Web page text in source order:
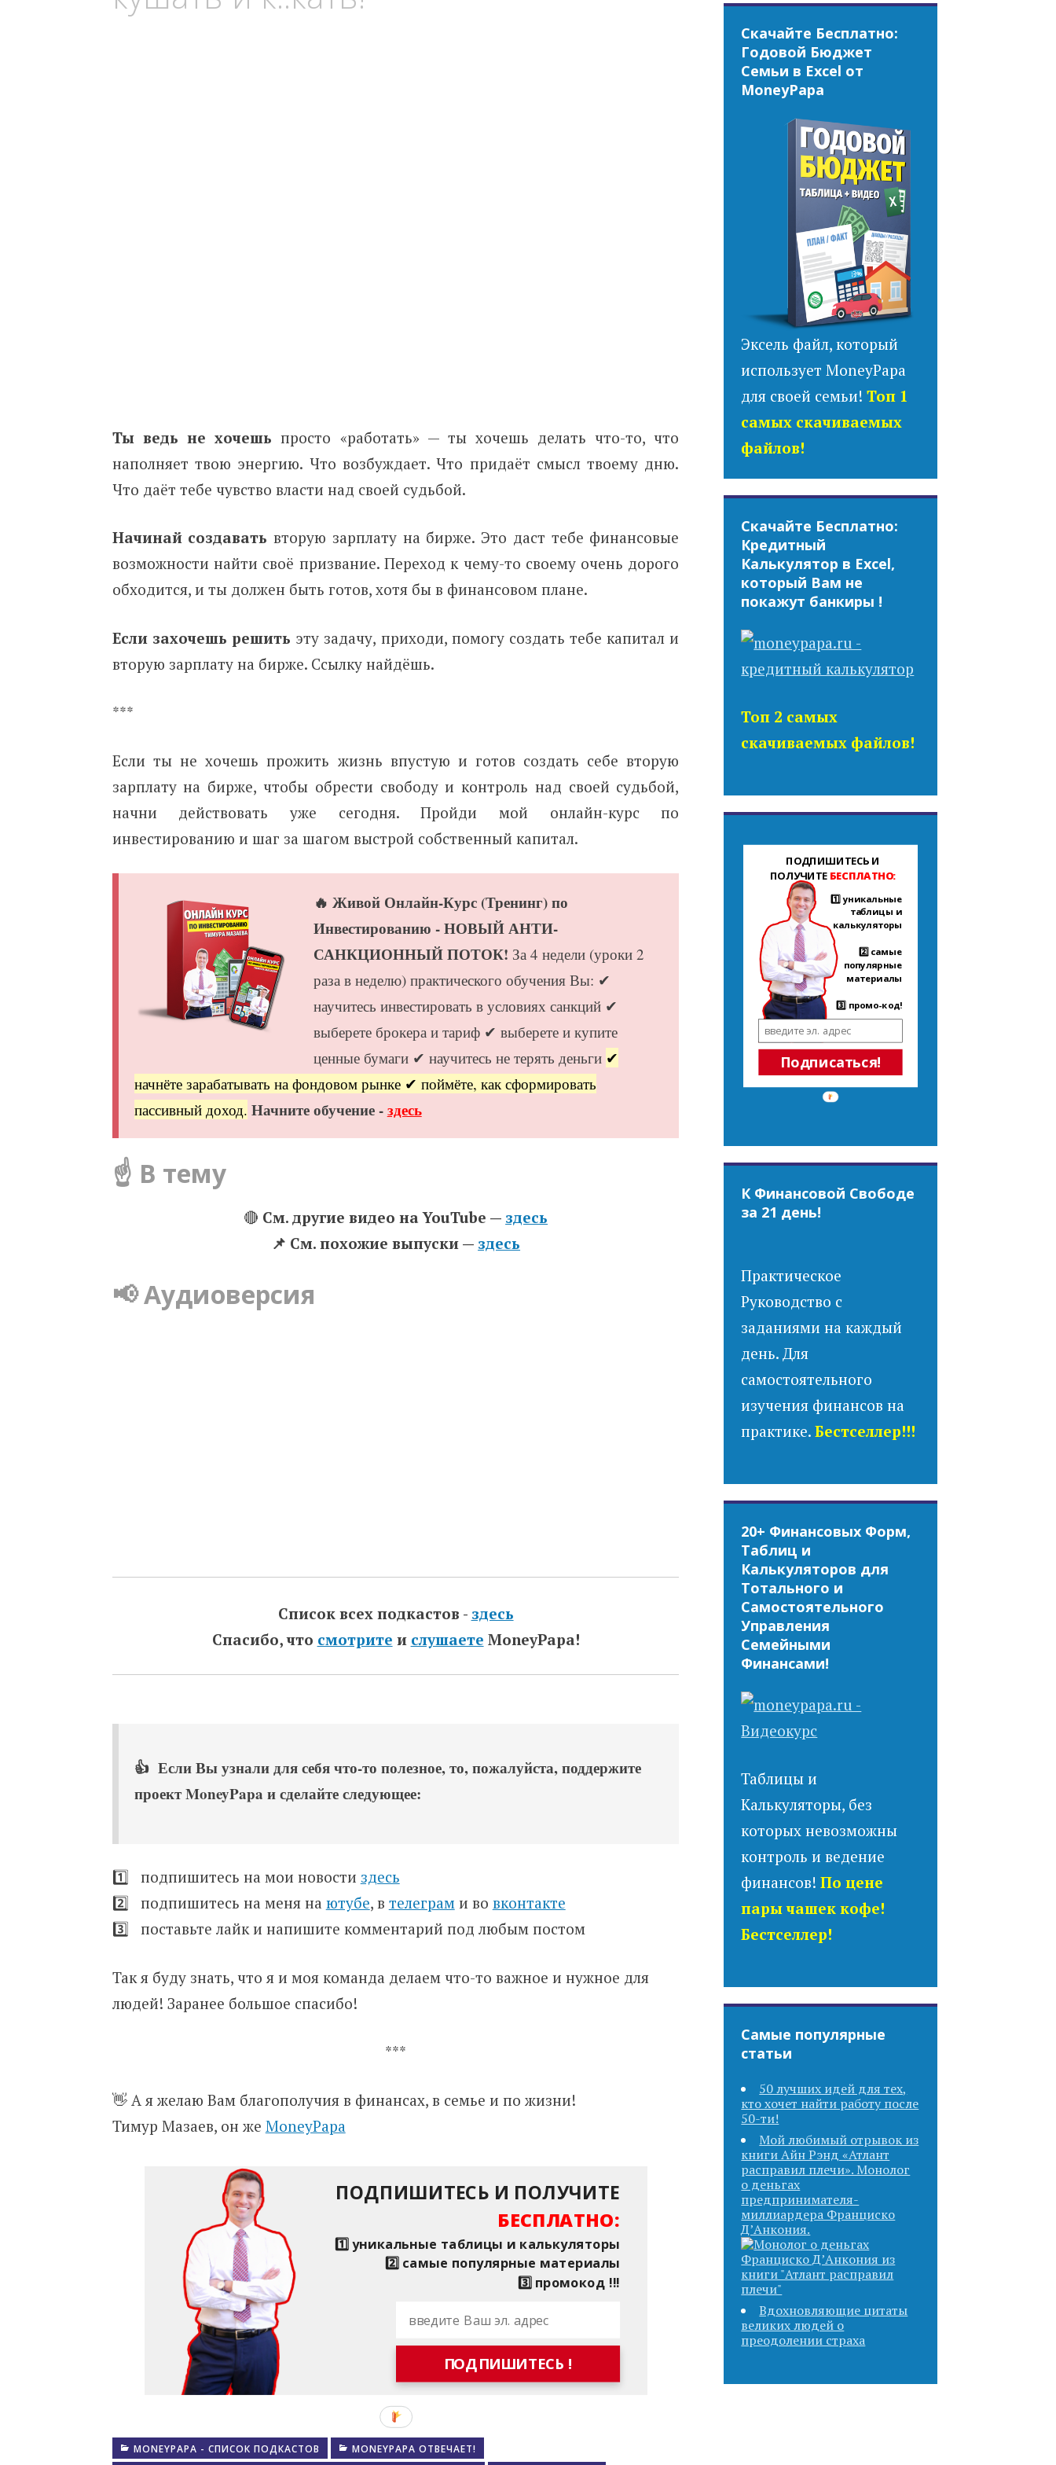
Ты ведь не хочешь просто «работать» — ты хочешь делать что-то, что
наполняет твою энергию. Что возбуждает. Что придаёт смысл твоему дню.
Что даёт тебе чувство власти над своей судьбой.
Начинай создавать вторую зарплату на бирже. Это даст тебе финансовые
возможности найти своё призвание. Переход к чему-то своему очень дорого
обходится, и ты должен быть готов, хотя бы в финансовом плане.
Если захочешь решить эту задачу, приходи, помогу создать тебе капитал и
вторую зарплату на бирже. Ссылку найдёшь.
***
Если ты не хочешь прожить жизнь впустую и готов создать себе вторую
зарплату на бирже, чтобы обрести свободу и контроль над своей судьбой,
начни действовать уже сегодня. Пройди мой онлайн-курс по
инвестированию и шаг за шагом выстрой собственный капитал.
🔥 Живой Онлайн-Курс (Тренинг) по
Инвестированию - НОВЫЙ АНТИ-
САНКЦИОННЫЙ ПОТОК! За 4 недели (уроки 2
раза в неделю) практического обучения Вы: ✔
научитесь инвестировать в условиях санкций ✔
выберете брокера и тариф ✔ выберете и купите
ценные бумаги ✔ научитесь не терять деньги ✔
начнёте зарабатывать на фондовом рынке ✔ поймёте, как сформировать
пассивный доход. Начните обучение -здесь
☝️ В тему
🔴 См. другие видео на YouTube — здесь
📌 Cм. похожие выпуски — здесь
📢 Аудиоверсия
Список всех подкастов - здесь
Спасибо, что смотрите и слушаете MoneyPapa!
👍 Если Вы узнали для себя что-то полезное, то, пожалуйста, поддержите
проект MoneyPapa и сделайте следующее:
1️⃣ подпишитесь на мои новости здесь
2️⃣ подпишитесь на меня на ютубе, в телеграми во вконтакте
3️⃣ поставьте лайк и напишите комментарий под любым постом
Так я буду знать, что я и моя команда делаем что-то важное и нужное для
людей! Заранее большое спасибо!
***
👋 А я желаю Вам благополучия в финансах, в семье и по жизни!
Тимур Мазаев, он же MoneyPapa
ПОДПИШИТЕСЬ !
ПОДПИШИТЕСЬ И ПОЛУЧИТЕ
БЕСПЛАТНО:
1️⃣ уникальные таблицы и калькуляторы
2️⃣ самые популярные материалы
3️⃣ промокод !!!
MONEYPAPA - СПИСОК ПОДКАСТОВ MONEYPAPA ОТВЕЧАЕТ!
Скачайте Бесплатно:
Годовой Бюджет
Семьи в Excel от
MoneyPapa
Эксель файл, который
использует MoneyPapa
для своей семьи!Топ 1
самых скачиваемых
файлов!
Скачайте Бесплатно:
Кредитный
Калькулятор в Excel,
который Вам не
покажут банкиры !
Топ 2 самых
скачиваемых файлов!
Подписаться!
ПОДПИШИТЕСЬ И
ПОЛУЧИТЕ БЕСПЛАТНО:
1️⃣ уникальные
таблицы и
калькуляторы
2️⃣ самые
популярные
материалы
3️⃣ промо-код!
К Финансовой Свободе
за 21 день!
Практическое
Руководство с
заданиями на каждый
день. Для
самостоятельного
изучения финансов на
практике.Бестселлер!!!
20+ Финансовых Форм,
Таблиц и
Калькуляторов для
Тотального и
Самостоятельного
Управления
Семейными
Финансами!
Таблицы и
Калькуляторы, без
которых невозможны
контроль и ведение
финансов!По цене
пары чашек кофе!
Бестселлер!
Самые популярные
статьи
50 лучших идей для тех,
кто хочет найти работу после
50-ти!
Мой любимый отрывок из
книги Айн Рэнд «Атлант
расправил плечи». Монолог
о деньгах
предпринимателя-
миллиардера Франциско
Д’Анкония.
Вдохновляющие цитаты
великих людей о
преодолении страха